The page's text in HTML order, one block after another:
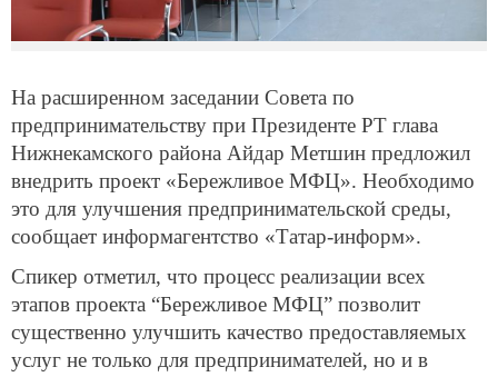
На расширенном заседании Совета по
предпринимательству при Президенте РТ глава
Нижнекамского района Айдар Метшин предложил
внедрить проект «Бережливое МФЦ». Необходимо
это для улучшения предпринимательской среды,
сообщает информагентство «Татар-информ».
Спикер отметил, что процесс реализации всех
этапов проекта “Бережливое МФЦ” позволит
существенно улучшить качество предоставляемых
услуг не только для предпринимателей, но и в